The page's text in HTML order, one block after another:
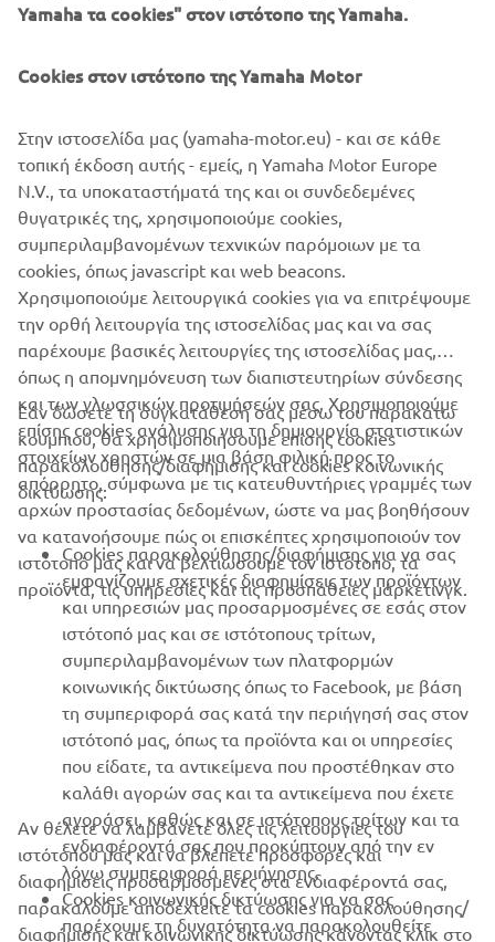
©Yamaha Motor Europe N.V. / Yamaha Motor Co., Ltd.
δεν επιτρέπεται να χρησιμοποιηθούν για εμπορικούς ή μη
εμπορικούς σκοπούς χωρίς τη ρητή γραπτή συγκατάθεση
της Yamaha Motor Europe N.V. ή/και της Yamaha Motor
Co., Ltd.
Πάντα, να οδηγείτε με ασφάλεια και να τηρείτε τους
κανόνες οδικής κυκλοφορίας.
ΕΤΑΙΡΕΊΑ
B2B
ΠΕΡΙΣΣΌΤΕΡΑ YAMAHA
SUPPORT
ΕΝΗΜΕΡΩΤΙΚΟ ΔΕΛΤΙΟ
Γίνετε ο πρώτος που θα μάθετε για τις τελευταίες προσφορές, τις
ειδικές εκδηλώσεις, τις νέες κυκλοφορίες και πολλά άλλα
ΕΓΓΡΑΦΉ
Yamaha τα cookies" στον ιστότοπο της Yamaha.
Cookies στον ιστότοπο της Yamaha Motor
Στην ιστοσελίδα μας (yamaha-motor.eu) - και σε κάθε
τοπική έκδοση αυτής - εμείς, η Yamaha Motor Europe
N.V., τα υποκαταστήματά της και οι συνδεδεμένες
θυγατρικές της, χρησιμοποιούμε cookies,
συμπεριλαμβανομένων τεχνικών παρόμοιων με τα
cookies, όπως javascript και web beacons.
Χρησιμοποιούμε λειτουργικά cookies για να επιτρέψουμε
την ορθή λειτουργία της ιστοσελίδας μας και να σας
παρέχουμε βασικές λειτουργίες της ιστοσελίδας μας,
όπως η απομνημόνευση των διαπιστευτηρίων σύνδεσης
και των γλωσσικών προτιμήσεών σας. Χρησιμοποιούμε
επίσης cookies ανάλυσης για τη δημιουργία στατιστικών
στοιχείων χρηστών σε μια βάση φιλική προς το
απόρρητο, σύμφωνα με τις κατευθυντήριες γραμμές των
αρχών προστασίας δεδομένων, ώστε να μας βοηθήσουν
να κατανοήσουμε πώς οι επισκέπτες χρησιμοποιούν τον
ιστότοπό μας και να βελτιώσουμε τον ιστότοπο, τα
προϊόντα, τις υπηρεσίες και τις προσπάθειες μάρκετινγκ.
Εάν δώσετε τη συγκατάθεσή σας μέσω του παρακάτω
κουμπιού, θα χρησιμοποιήσουμε επίσης cookies
παρακολούθησης/διαφήμισης και cookies κοινωνικής
δικτύωσης:
Cookies παρακολούθησης/διαφήμισης για να σας
εμφανίζουμε σχετικές διαφημίσεις των προϊόντων
και υπηρεσιών μας προσαρμοσμένες σε εσάς στον
ιστότοπό μας και σε ιστότοπους τρίτων,
συμπεριλαμβανομένων των πλατφορμών
κοινωνικής δικτύωσης όπως το Facebook, με βάση
τη συμπεριφορά σας κατά την περιήγησή σας στον
ιστότοπό μας, όπως τα προϊόντα και οι υπηρεσίες
που είδατε, τα αντικείμενα που προστέθηκαν στο
καλάθι αγορών σας και τα αντικείμενα που έχετε
αγοράσει, καθώς και σε ιστότοπους τρίτων και τα
ενδιαφέροντά σας που προκύπτουν από την εν
λόγω συμπεριφορά περιήγησης.
Cookies κοινωνικής δικτύωσης για να σας
παρέχουμε τη δυνατότητα να παρακολουθείτε
Αν θέλετε να λαμβάνετε όλες τις λειτουργίες του
ιστότοπού μας και να βλέπετε προσφορές και
διαφημίσεις προσαρμοσμένες στα ενδιαφέροντά σας,
παρακαλούμε αποδεχτείτε τα cookies παρακολούθησης/
διαφήμισης και κοινωνικής δικτύωσης κάνοντας κλικ στο